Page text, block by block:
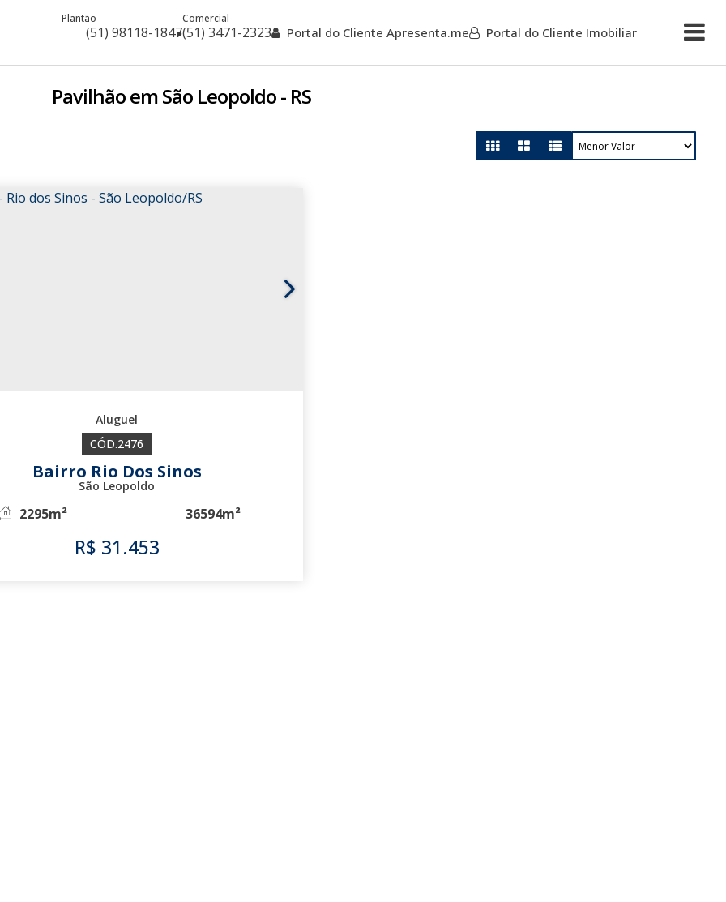
(51) 98118-1847
Plantão
(51) 3471-2323
Comercial
Portal do Cliente Apresenta.me Portal do Cliente Imobiliar
Pavilhão em São Leopoldo - RS
R$ 31.453
2476
Bairro Rio Dos Sinos
São Leopoldo
2295m² 36594m²